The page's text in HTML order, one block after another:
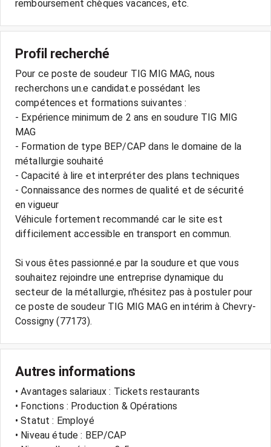
Profil recherché
Pour ce poste de soudeur TIG MIG MAG, nous
recherchons un.e candidat.e possédant les
compétences et formations suivantes :
- Expérience minimum de 2 ans en soudure TIG MIG
MAG
- Formation de type BEP/CAP dans le domaine de la
métallurgie souhaité
- Capacité à lire et interpréter des plans techniques
- Connaissance des normes de qualité et de sécurité
en vigueur
Véhicule fortement recommandé car le site est
difficilement accessible en transport en commun.
Si vous êtes passionné.e par la soudure et que vous
souhaitez rejoindre une entreprise dynamique du
secteur de la métallurgie, n'hésitez pas à postuler pour
ce poste de soudeur TIG MIG MAG en intérim à Chevry-
Autres informations
• Avantages salariaux : Tickets restaurants
• Fonctions : Production & Opérations
• Statut : Employé
• Niveau étude : BEP/CAP